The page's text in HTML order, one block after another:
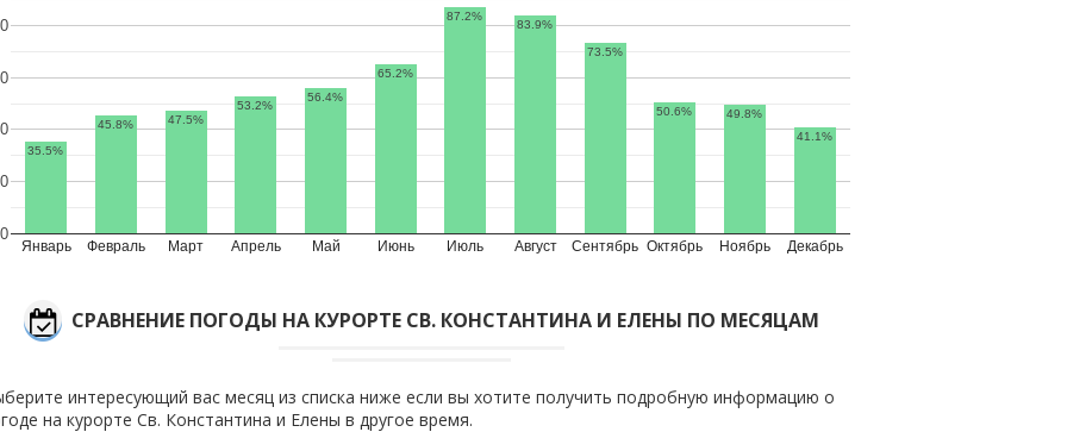
Январь Февраль Март Апрель Май Июнь Июль Август Сентябрь Октябрь Ноябрь Декабрь
0
35.5%
45.8% 47.5%
53.2%
56.4%
65.2%
87.2%
83.9%
73.5%
50.6%
49.8%
41.1%
СРАВНЕНИЕ ПОГОДЫ НА КУРОРТЕ СВ. КОНСТАНТИНА И ЕЛЕНЫ ПО МЕСЯЦАМ
интересующий вас месяц из списка ниже если вы хотите получить подробную информацию о
на курорте Св. Константина и Елены в другое время.